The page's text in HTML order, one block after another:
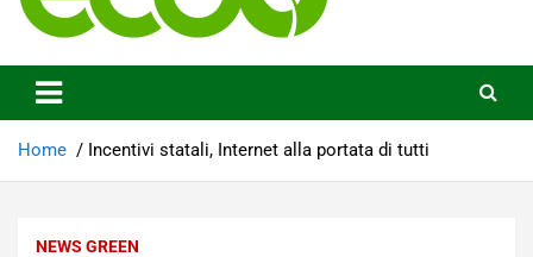
Ecoo.it
Home Incentivi statali, Internet alla portata di tutti
NEWS GREEN